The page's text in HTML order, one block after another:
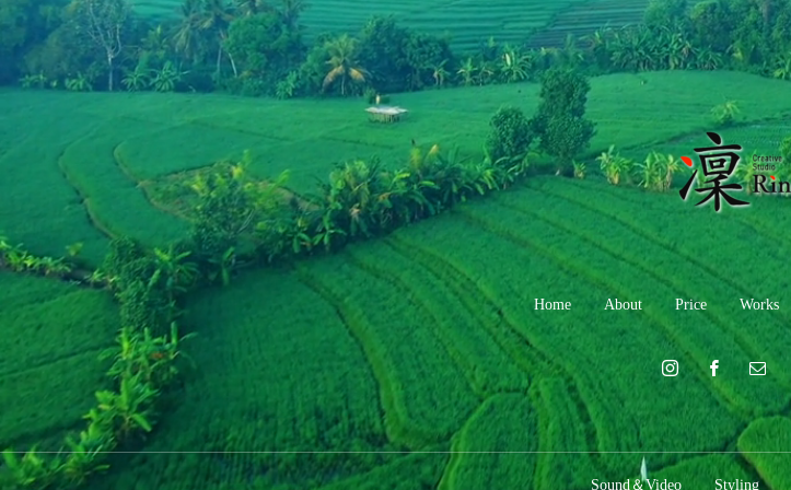
Home About Price Works
Sound＆Video Styling